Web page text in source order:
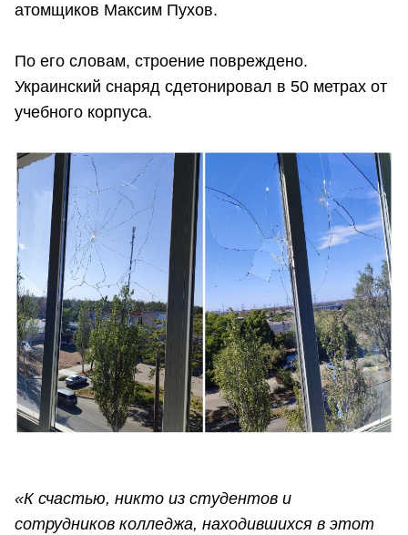
атомщиков Максим Пухов.
По его словам, строение повреждено.
Украинский снаряд сдетонировал в 50 метрах от
учебного корпуса.
«К счастью, никто из студентов и
сотрудников колледжа, находившихся в этот